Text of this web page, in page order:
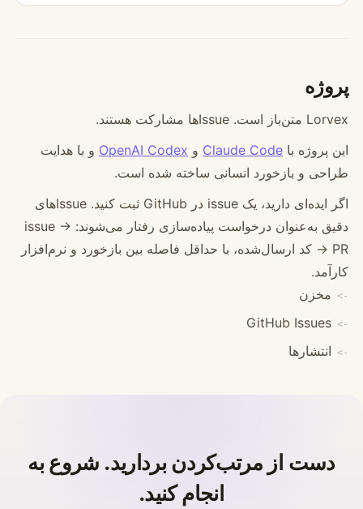
پروژه
Lorvex متن‌باز است. Issue‌ها مشارکت هستند.
این پروژه با Claude Code و OpenAI Codex و با هدایت
طراحی و بازخورد انسانی ساخته شده است.
اگر ایده‌ای دارید، یک issue در GitHub ثبت کنید. Issue‌های
دقیق به‌عنوان درخواست پیاده‌سازی رفتار می‌شوند: issue →
PR → کد ارسال‌شده، با حداقل فاصله بین بازخورد و نرم‌افزار
کارآمد.
مخزن
GitHub Issues
انتشارها
دست از مرتب‌کردن بردارید. شروع به
انجام کنید.